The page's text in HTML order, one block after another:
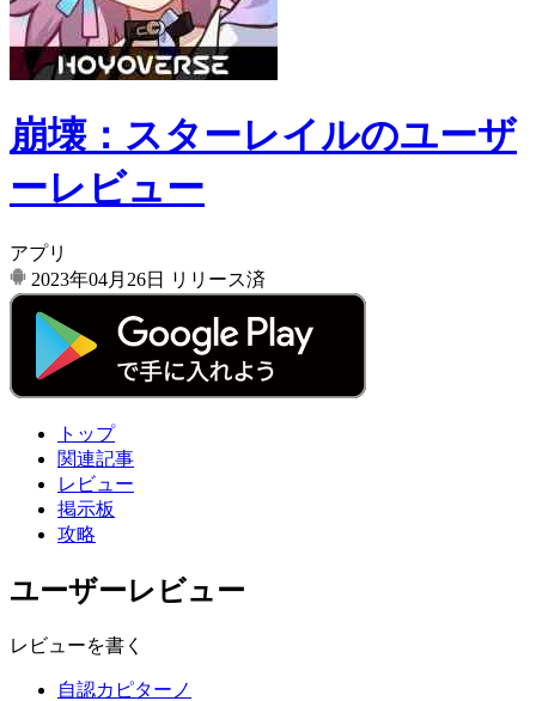
崩壊：スターレイルのユーザ
ーレビュー
アプリ
2023年04月26日
リリース済
トップ
関連記事
レビュー
掲示板
攻略
ユーザーレビュー
レビューを書く
自認カピターノ